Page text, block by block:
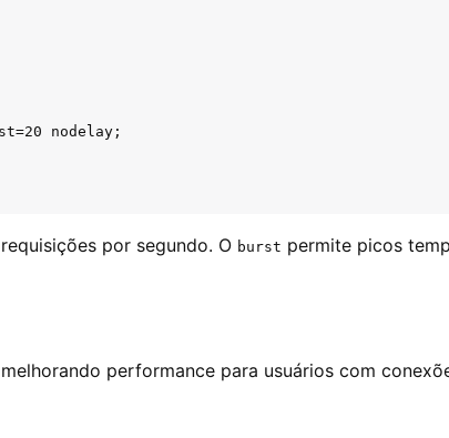
nodelay;
por segundo. O burst permite picos
performance para usuários com